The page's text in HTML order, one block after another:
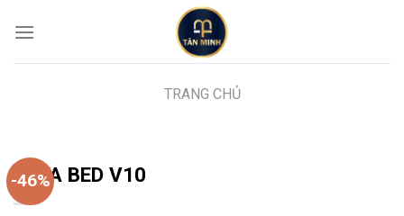
TRANG CHỦ
-46%
SOFA BED V10